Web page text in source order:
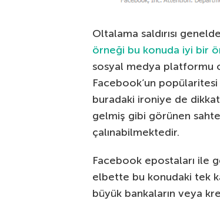
Oltalama saldırısı
örneği bu konuda iyi bir
sosyal medya platformu
Facebook’un
buradaki ironiye de
gelmiş gibi görünen
çalınabilmektedir.
Facebook epostaları ile
elbette bu konudaki tek
büyük bankaların veya